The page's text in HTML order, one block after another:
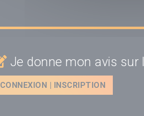
Je donne mon avis sur
CONNEXION | INSCRIPTION